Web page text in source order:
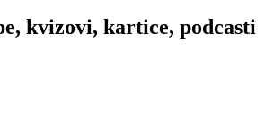
kvizovi, kartice, podcasti